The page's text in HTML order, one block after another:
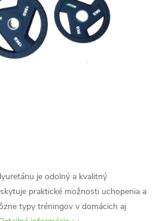
je odolný a kvalitný
praktické možnosti uchopenia a
typy tréningov v domácich aj